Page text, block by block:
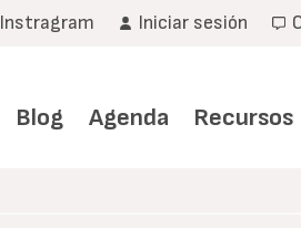
Instragram Iniciar sesión
Blog Agenda Recursos